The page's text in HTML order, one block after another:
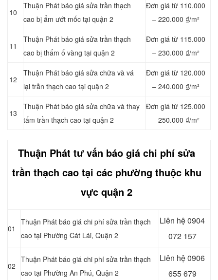
10
Thuận Phát báo giá sửa trần thạch
cao bị ẩm ướt mốc tại quận 2
Đơn giá từ 110.000
– 220.000 ₫/m²
11
Thuận Phát báo giá sửa trần thạch
cao bị thấm ố vàng tại quận 2
Đơn giá từ 115.000
– 230.000 ₫/m²
12
Thuận Phát báo giá sửa chữa và vá
lại trần thạch cao tại quận 2
Đơn giá từ 120.000
– 240.000 ₫/m²
13
Thuận Phát báo giá sửa chữa và thay
tấm trần thạch cao tại quận 2
Đơn giá từ 125.000
– 250.000 ₫/m²
Thuận Phát tư vấn báo giá chi phí sửa
trần thạch cao tại các phường thuộc khu
vực quận 2
01
Thuận Phát báo giá chi phí sửa trần thạch
cao tại Phường Cát Lái, Quận 2
Liên hệ 0904
072 157
02
Thuận Phát báo giá chi phí sửa trần thạch
cao tại Phường An Phú, Quận 2
Liên hệ 0906
655 679